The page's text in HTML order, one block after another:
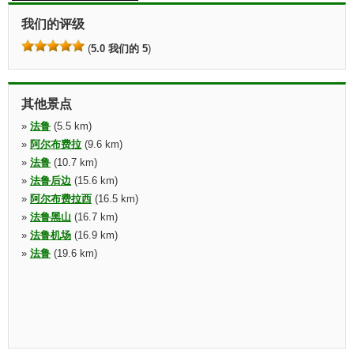
我们的评级
(5.0 我们的 5)
其他景点
» 法鲁 (5.5 km)
» 阿尔布费拉 (9.6 km)
» 法鲁 (10.7 km)
» 法鲁后边 (15.6 km)
» 阿尔布费拉西 (16.5 km)
» 法鲁黑山 (16.7 km)
» 法鲁机场 (16.9 km)
» 法鲁 (19.6 km)